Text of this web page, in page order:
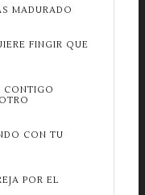
MADURADO
FINGIR QUE
CONTIGO
CON TU
POR EL